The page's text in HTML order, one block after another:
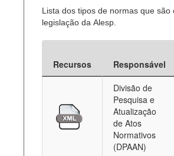
Lista dos tipos de normas que
legislação da Alesp.
Recursos Responsável
Divisão de
Pesquisa e
Atualização
de Atos
Normativos
(DPAAN)